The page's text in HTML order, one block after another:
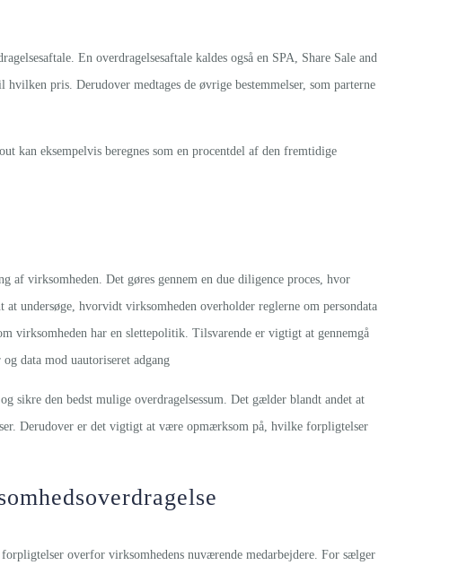
En overdragelsesaftale kaldes også en SPA, Share Sale and
pris. Derudover medtages de øvrige bestemmelser, som parterne
kan eksempelvis beregnes som en procentdel af den fremtidige
virksomheden. Det gøres gennem en due diligence proces, hvor
undersøge, hvorvidt virksomheden overholder reglerne om persondata
virksomheden har en slettepolitik. Tilsvarende er vigtigt at gennemgå
data mod uautoriseret adgang
sikre den bedst mulige overdragelsessum. Det gælder blandt andet at
Derudover er det vigtigt at være opmærksom på, hvilke forpligtelser
overfor virksomhedens nuværende medarbejdere. For sælger